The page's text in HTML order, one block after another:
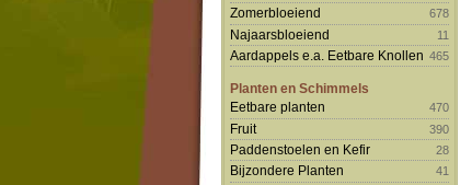
Zomerbloeiend 678
Najaarsbloeiend 11
Aardappels e.a. Eetbare Knollen 465
Planten en Schimmels
Eetbare planten
470
Fruit 390
Paddenstoelen en Kefir 28
Bijzondere Planten 41